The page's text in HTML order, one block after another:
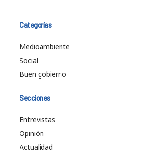
Categorías
Medioambiente
Social
Buen gobierno
Secciones
Entrevistas
Opinión
Actualidad